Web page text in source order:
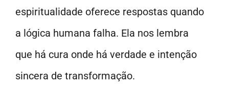
espiritualidade oferece respostas quando
a lógica humana falha. Ela nos lembra
que há cura onde há verdade e intenção
sincera de transformação.